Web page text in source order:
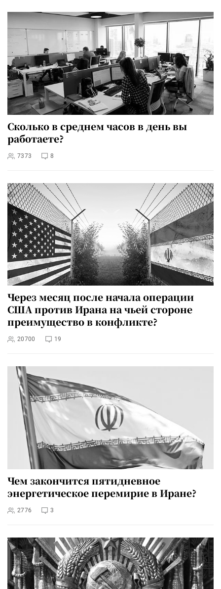
Сколько в среднем часов в день вы
работаете?
7373 8
Через месяц после начала операции
США против Ирана на чьей стороне
преимущество в конфликте?
20700 19
Чем закончится пятидневное
энергетическое перемирие в Иране?
2776 3